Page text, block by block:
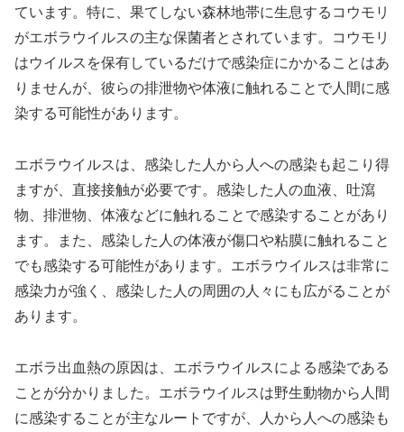
ています。特に、果てしない森林地帯に生息するコウモリ
がエボラウイルスの主な保菌者とされています。コウモリ
はウイルスを保有しているだけで感染症にかかることはあ
りませんが、彼らの排泄物や体液に触れることで人間に感
染する可能性があります。
エボラウイルスは、感染した人から人への感染も起こり得
ますが、直接接触が必要です。感染した人の血液、吐瀉
物、排泄物、体液などに触れることで感染することがあり
ます。また、感染した人の体液が傷口や粘膜に触れること
でも感染する可能性があります。エボラウイルスは非常に
感染力が強く、感染した人の周囲の人々にも広がることが
あります。
エボラ出血熱の原因は、エボラウイルスによる感染である
ことが分かりました。エボラウイルスは野生動物から人間
に感染することが主なルートですが、人から人への感染も